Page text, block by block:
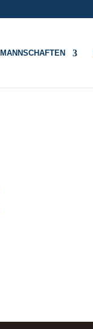
MANNSCHAFTEN